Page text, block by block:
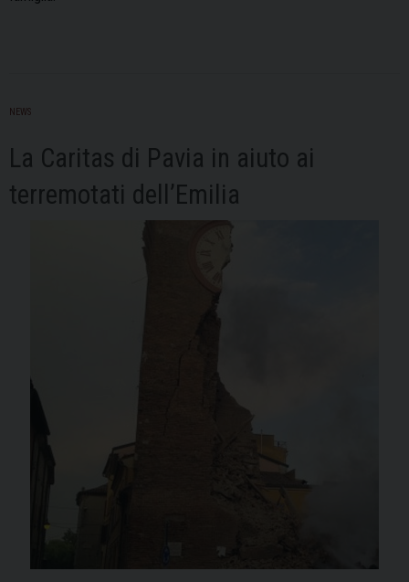
NEWS
La Caritas di Pavia in aiuto ai
terremotati dell’Emilia